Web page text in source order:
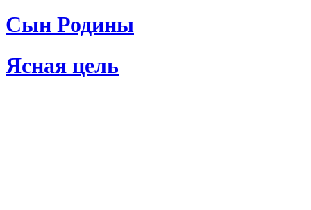
Сын Родины
Ясная цель